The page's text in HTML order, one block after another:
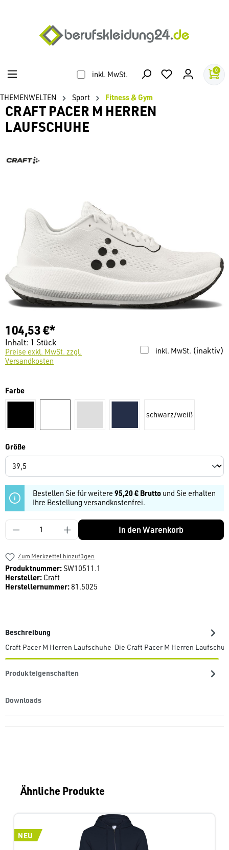
inkl. MwSt. 0
THEMENWELTEN Sport Fitness & Gym
CRAFT PACER M HERREN
LAUFSCHUHE
Bildergalerie überspringen
104,53 €*
Inhalt: 1 Stück
inkl. MwSt. (inaktiv)
Preise exkl. MwSt. zzgl.
Versandkosten
Farbeauswählen
dunkelblauschwarz/weiß
Größeauswählen
Bestellen Sie für weitere 95,20 € Brutto und Sie erhalten
Ihre Bestellung versandkostenfrei.
Produkt Anzahl: Gib den gewünschten Wert
In den Warenkorb
Zum Merkzettel hinzufügen
Produktnummer:SW10511.1
Hersteller: Craft
Herstellernummer: 81.5025
Beschreibung
Craft Pacer M Herren Laufschuhe Die Craft Pacer M Herren
Produkteigenschaften
Downloads
Produktgalerie überspringen
Ähnliche Produkte
NEU